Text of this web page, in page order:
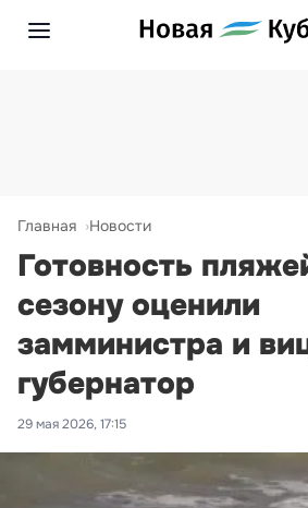
Главная Новости
Готовность
сезону оценили
замминистра и
губернатор
29 мая 2026, 17:15